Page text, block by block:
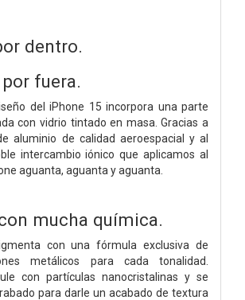
dentro.
fuera.
del iPhone 15 incorpora una parte
con vidrio tintado en masa. Gracias a
aluminio de calidad aeroespacial y al
intercambio iónico que aplicamos al
aguanta, aguanta y aguanta.
mucha química.
con una fórmula exclusiva de
metálicos para cada tonalidad.
con partículas nanocristalinas y se
para darle un acabado de textura